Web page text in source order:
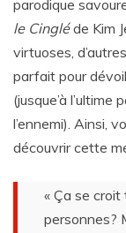
parodique
le Cingléde Kim
virtuoses,
parfait pour
(jusque’à
l’ennemi). Ainsi,
découvrir cette
« Ça se croit
personnes?